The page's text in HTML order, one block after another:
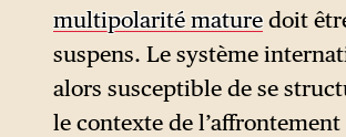
multipolarité maturedoit
suspens. Le système
alors susceptible de se
le contexte de